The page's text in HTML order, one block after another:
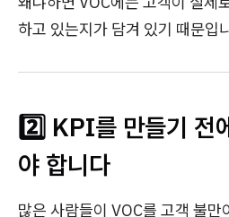
하고 있는지가 담겨 있기 때문입
2️⃣ KPI를 만들기 전
야 합니다
많은 사람들이 VOC를 고객 불만